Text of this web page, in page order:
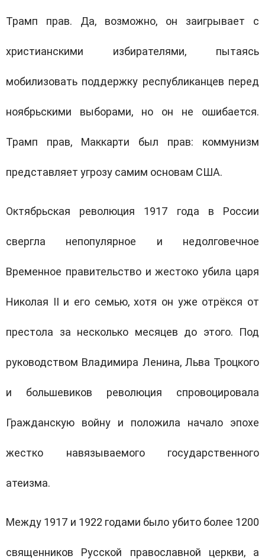
Трамп прав. Да, возможно, он заигрывает с
христианскими избирателями, пытаясь
мобилизовать поддержку республиканцев перед
ноябрьскими выборами, но он не ошибается.
Трамп прав, Маккарти был прав: коммунизм
представляет угрозу самим основам США.
Октябрьская революция 1917 года в России
свергла непопулярное и недолговечное
Временное правительство и жестоко убила царя
Николая II и его семью, хотя он уже отрёкся от
престола за несколько месяцев до этого. Под
руководством Владимира Ленина, Льва Троцкого
и большевиков революция спровоцировала
Гражданскую войну и положила начало эпохе
жестко навязываемого государственного
атеизма.
Между 1917 и 1922 годами было убито более 1200
священников Русской православной церкви, а